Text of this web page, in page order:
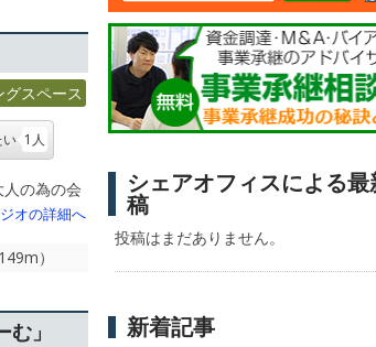
グスペース
い 1人
の為の会
オの詳細へ
）
」
シェアオフィスによる
稿
投稿はまだありません。
新着記事